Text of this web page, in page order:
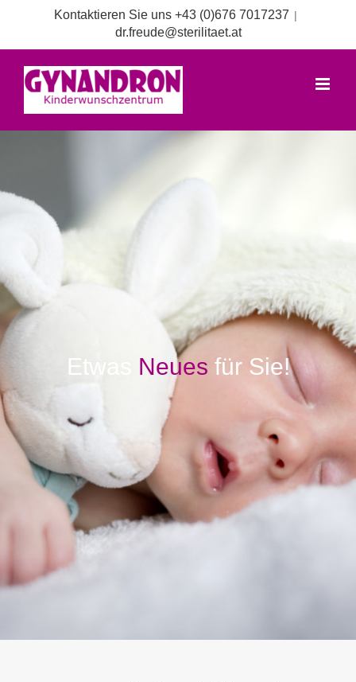
springen
Kontaktieren Sie uns +43 (0)676 7017237 |
dr.freude@sterilitaet.at
Etwas Neues für Sie!